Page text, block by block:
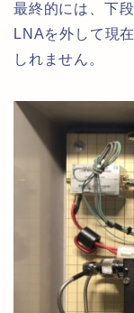
最終的には、下
LNAを外して現
しれません。